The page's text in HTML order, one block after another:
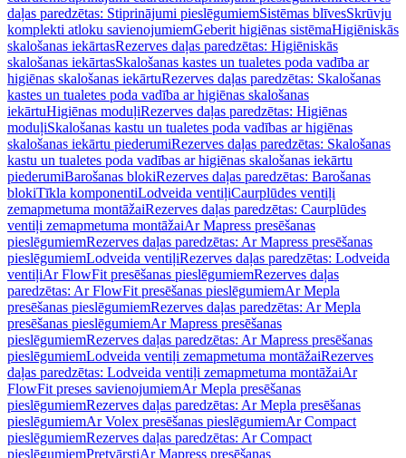
daļas paredzētas: Stiprinājumi pieslēgumiemSistēmas blīvesSkrūvju
komplekti atloku savienojumiemGeberit higiēnas sistēmaHigiēniskās
skalošanas iekārtasRezerves daļas paredzētas: Higiēniskās
skalošanas iekārtasSkalošanas kastes un tualetes poda vadība ar
higiēnas skalošanas iekārtuRezerves daļas paredzētas: Skalošanas
kastes un tualetes poda vadība ar higiēnas skalošanas
iekārtuHigiēnas moduļiRezerves daļas paredzētas: Higiēnas
moduļiSkalošanas kastu un tualetes poda vadības ar higiēnas
skalošanas iekārtu piederumiRezerves daļas paredzētas: Skalošanas
kastu un tualetes poda vadības ar higiēnas skalošanas iekārtu
piederumiBarošanas blokiRezerves daļas paredzētas: Barošanas
blokiTīkla komponentiLodveida ventiļiCaurplūdes ventiļi
zemapmetuma montāžaiRezerves daļas paredzētas: Caurplūdes
ventiļi zemapmetuma montāžaiAr Mapress presēšanas
pieslēgumiemRezerves daļas paredzētas: Ar Mapress presēšanas
pieslēgumiemLodveida ventiļiRezerves daļas paredzētas: Lodveida
ventiļiAr FlowFit presēšanas pieslēgumiemRezerves daļas
paredzētas: Ar FlowFit presēšanas pieslēgumiemAr Mepla
presēšanas pieslēgumiemRezerves daļas paredzētas: Ar Mepla
presēšanas pieslēgumiemAr Mapress presēšanas
pieslēgumiemRezerves daļas paredzētas: Ar Mapress presēšanas
pieslēgumiemLodveida ventiļi zemapmetuma montāžaiRezerves
daļas paredzētas: Lodveida ventiļi zemapmetuma montāžaiAr
FlowFit preses savienojumiemAr Mepla presēšanas
pieslēgumiemRezerves daļas paredzētas: Ar Mepla presēšanas
pieslēgumiemAr Volex presēšanas pieslēgumiemAr Compact
pieslēgumiemRezerves daļas paredzētas: Ar Compact
pieslēgumiemPretvārstiAr Mapress presēšanas